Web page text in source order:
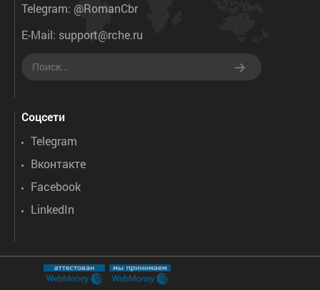
Telegram: @RomanCbr
E-Mail: support@rche.ru
Соцсети
Telegram
Вконтакте
Facebook
LinkedIn